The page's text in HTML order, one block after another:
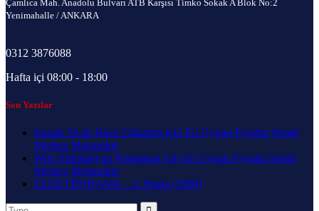
Çamlıca Mah. Anadolu Bulvarı ATB Karşısı Timko Sokak A Blok No:2
Yenimahalle / ANKARA
0312 3876088
Hafta içi 08:00 - 18:00
Son Yazılar
Isımak Sıcak Hava Cihazları İçin En Uygun Fiyatlar Şimdi
Merkez Mekanikte
Wilo Sirkülasyon Pompaları için En Uygun Fiyatlar Şimdi
Merkez Mekanikte
ELEKTROBANK – 2. Baskı (2008)